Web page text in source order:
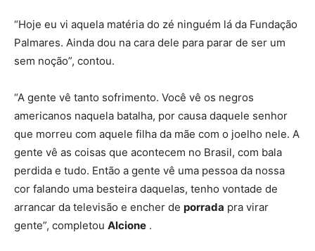
“Hoje eu vi aquela matéria do zé ninguém lá da Fundação
Palmares. Ainda dou na cara dele para parar de ser um
sem noção”, contou.
“A gente vê tanto sofrimento. Você vê os negros
americanos naquela batalha, por causa daquele senhor
que morreu com aquele filha da mãe com o joelho nele. A
gente vê as coisas que acontecem no Brasil, com bala
perdida e tudo. Então a gente vê uma pessoa da nossa
cor falando uma besteira daquelas, tenho vontade de
arrancar da televisão e encher de porrada pra virar
gente”, completou Alcione .